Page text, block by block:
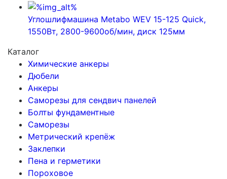
Углошлифмашина Metabo WEV 15-125 Quick,
1550Вт, 2800-9600об/мин, диск 125мм
Каталог
Химические анкеры
Дюбели
Анкеры
Саморезы для сендвич панелей
Болты фундаментные
Саморезы
Метрический крепёж
Заклепки
Пена и герметики
Пороховое